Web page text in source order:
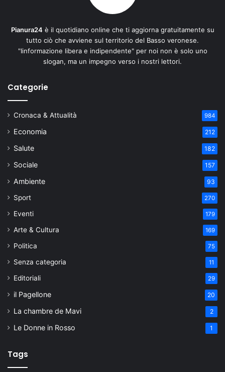
Pianura24 è il quotidiano online che ti aggiorna gratuitamente su
tutto ciò che avviene sul territorio del Basso veronese.
"Iinformazione libera e indipendente" per noi non è solo uno
slogan, ma un impegno verso i nostri lettori.
Categorie
Cronaca & Attualità 984
Economia 212
Salute 182
Sociale 157
Ambiente 93
Sport 270
Eventi 179
Arte & Cultura 169
Politica 75
Senza categoria 11
Editoriali 29
il Pagellone 20
La chambre de Mavi 2
Le Donne in Rosso 1
Tags